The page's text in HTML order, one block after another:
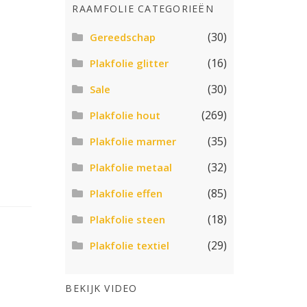
RAAMFOLIE CATEGORIEËN
Gereedschap (30)
Plakfolie glitter (16)
Sale (30)
Plakfolie hout (269)
Plakfolie marmer (35)
Plakfolie metaal (32)
Plakfolie effen (85)
Plakfolie steen (18)
Plakfolie textiel (29)
BEKIJK VIDEO